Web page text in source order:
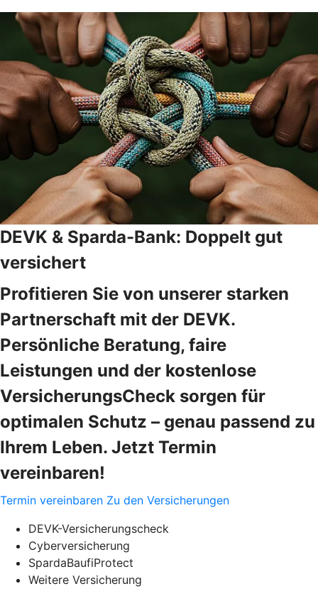
DEVK & Sparda-Bank: Doppelt gut
versichert
Profitieren Sie von unserer starken
Partnerschaft mit der DEVK.
Persönliche Beratung, faire
Leistungen und der kostenlose
VersicherungsCheck sorgen für
optimalen Schutz – genau passend zu
Ihrem Leben. Jetzt Termin
vereinbaren!
Termin vereinbaren Zu den Versicherungen
DEVK-Versicherungscheck
Cyberversicherung
SpardaBaufiProtect
Weitere Versicherung